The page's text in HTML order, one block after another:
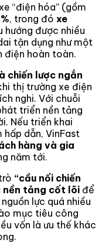
“điện hóa” (gồm
, trong đó xe
hướng được nhiều
tận dụng như một
điện hoàn toàn.
chiến lược ngắn
thị trường xe điện
nghi. Với chuỗi
triển nền tảng
Nếu triển khai
dẫn, VinFast
hàng và gia
năm tới.
“cầu nối chiến
nền tảng cốt lõi để
lực quá nhiều
mục tiêu công
vốn là ưu thế khác